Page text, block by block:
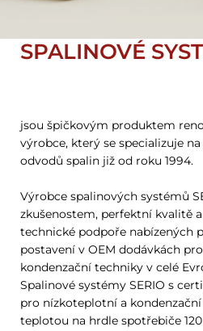
SPALINOVÉ
jsou špičkovým produktem
výrobce, který se specializuje
odvodů spalin již od roku 1994.
Výrobce spalinových systémů
zkušenostem, perfektní kvalitě
technické podpoře nabízených
postavení v OEM dodávkách
kondenzační techniky v celé
Spalinové systémy SERIO s
pro nízkoteplotní a
teplotou na hrdle spotřebiče